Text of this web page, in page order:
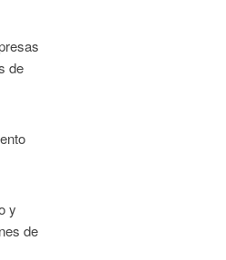
de
y
de